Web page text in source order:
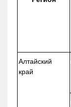
Алтайский
край